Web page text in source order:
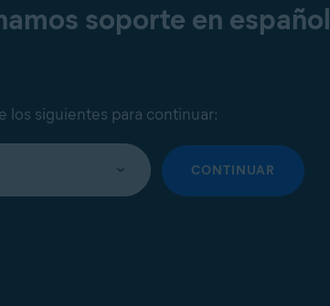
soporte en español
los siguientes para continuar:
CONTINUAR